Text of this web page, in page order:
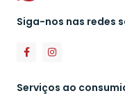
Siga-nos nas redes
Serviços ao